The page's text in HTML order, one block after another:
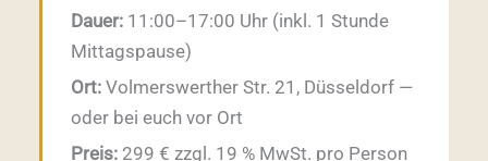
Dauer:11:00–17:00 Uhr (inkl. 1 Stunde
Mittagspause)
Ort:Volmerswerther Str. 21, Düsseldorf —
oder bei euch vor Ort
Preis:299 € zzgl. 19 % MwSt. pro Person